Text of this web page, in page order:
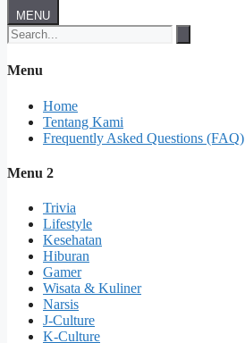
MENU
Menu
Home
Tentang Kami
Frequently Asked Questions (FAQ)
Menu 2
Trivia
Lifestyle
Kesehatan
Hiburan
Gamer
Wisata & Kuliner
Narsis
J-Culture
K-Culture